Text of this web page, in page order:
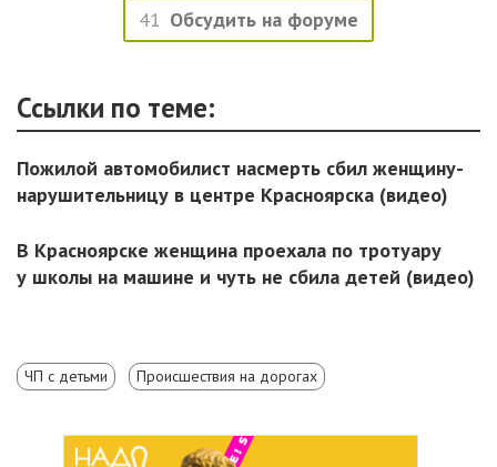
41 Обсудить на форуме
Ссылки по теме:
Пожилой автомобилист насмерть сбил женщину-
нарушительницу в центре Красноярска (видео)
В Красноярске женщина проехала по тротуару
у школы на машине и чуть не сбила детей (видео)
ЧП с детьми Происшествия на дорогах